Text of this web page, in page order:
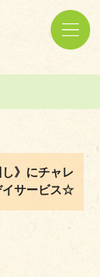
》にチャレ
サービス☆